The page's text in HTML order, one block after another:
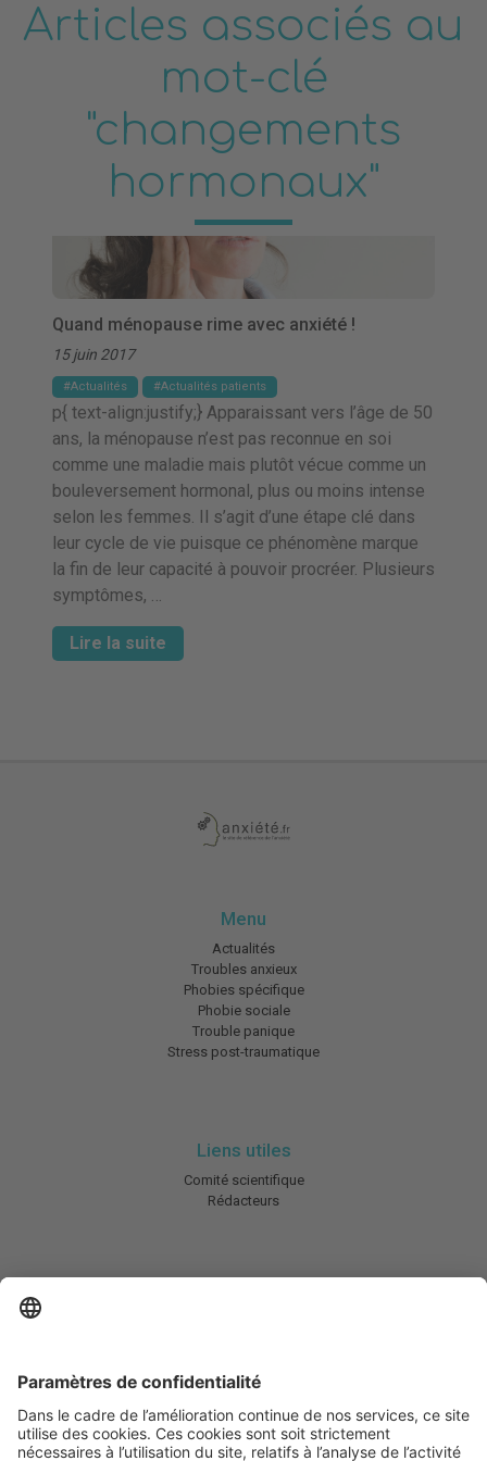
Articles associés au
mot-clé
"changements
hormonaux"
Quand ménopause rime avec anxiété !
15 juin 2017
Actualités Actualités patients
p{ text-align:justify;} Apparaissant vers l’âge de 50
ans, la ménopause n’est pas reconnue en soi
comme une maladie mais plutôt vécue comme un
bouleversement hormonal, plus ou moins intense
selon les femmes. Il s’agit d’une étape clé dans
leur cycle de vie puisque ce phénomène marque
la fin de leur capacité à pouvoir procréer. Plusieurs
symptômes, …
Lire la suite
Menu
Actualités
Troubles anxieux
Phobies spécifique
Phobie sociale
Trouble panique
Stress post-traumatique
Liens utiles
Comité scientifique
Rédacteurs